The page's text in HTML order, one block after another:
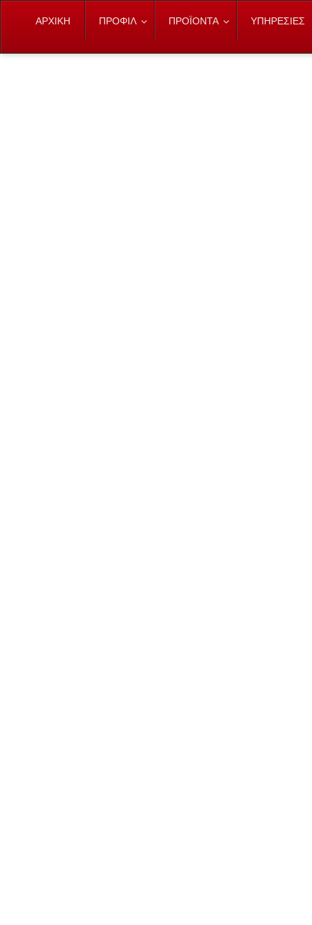
ΑΡΧΙΚΗ ΠΡΟΦΙΛ ΠΡΟΪΟΝΤΑ ΥΠΗΡΕΣΙΕΣ